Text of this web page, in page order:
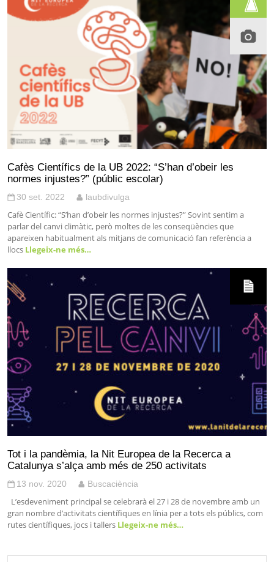
Cafès Científics de la UB 2022: “S’han d’obeir les
normes injustes?” (públic escolar)
30 set. 2022 laubdivulga
Cafè Científic: “S’han d’obeir les normes injustes?” Sovint sentim a
parlar del canvi climàtic, però moltes de les conseqüències que
apareixen habitualment als mitjans de comunicació fan referència a
llocs Llegeix-ne més…
Tot i la pandèmia, la Nit Europea de la Recerca a
Catalunya s’alça amb més de 250 activitats
13 nov. 2020 Buscaciència
L’esdeveniment principal se celebrarà el 27 i 28 de novembre amb un
gran nombre d’activitats científiques en línia per a tots els públics, com
rutes científiques, jocs i tallers Llegeix-ne més…